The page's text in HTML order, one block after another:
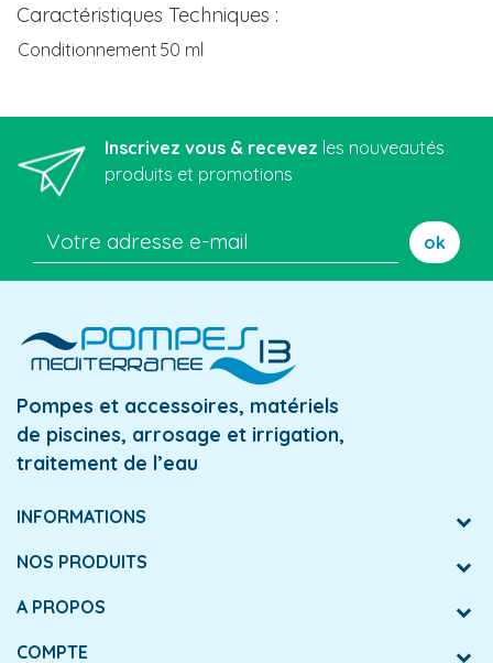
Caractéristiques Techniques :
Conditionnement 50 ml
Inscrivez vous & recevez les nouveautés
produits et promotions
ok
Pompes et accessoires, matériels
de piscines, arrosage et irrigation,
traitement de l’eau
INFORMATIONS
NOS PRODUITS
A PROPOS
COMPTE